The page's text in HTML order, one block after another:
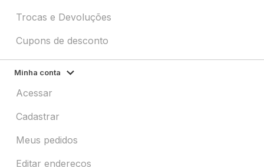
Trocas e Devoluções
Cupons de desconto
Minha conta
Acessar
Cadastrar
Meus pedidos
Editar endereços